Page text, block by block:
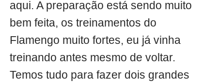
aqui. A preparação está sendo muito
bem feita, os treinamentos do
Flamengo muito fortes, eu já vinha
treinando antes mesmo de voltar.
Temos tudo para fazer dois grandes